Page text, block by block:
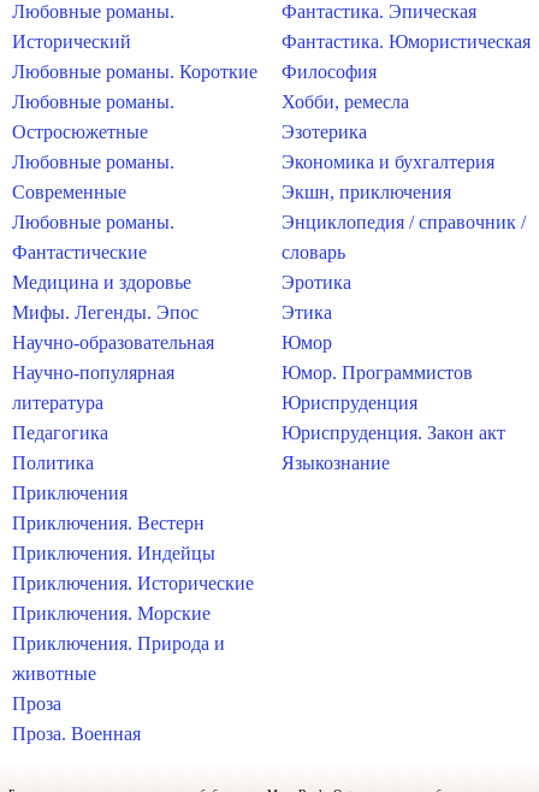
Любовные романы.
Исторический
Любовные романы. Короткие
Любовные романы.
Остросюжетные
Любовные романы.
Современные
Любовные романы.
Фантастические
Медицина и здоровье
Мифы. Легенды. Эпос
Научно-образовательная
Научно-популярная
литература
Педагогика
Политика
Приключения
Приключения. Вестерн
Приключения. Индейцы
Приключения. Исторические
Приключения. Морские
Приключения. Природа и
животные
Проза
Проза. Военная
Фантастика. Эпическая
Фантастика. Юмористическая
Философия
Хобби, ремесла
Эзотерика
Экономика и бухгалтерия
Экшн, приключения
Энциклопедия / справочник /
словарь
Эротика
Этика
Юмор
Юмор. Программистов
Юриспруденция
Юриспруденция. Закон акт
Языкознание